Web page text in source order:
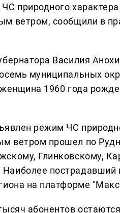
природного
ветром, сообщили в
Василия
муниципальных
1960 года
режим ЧС
ветром прошел по
Глинковскому,
пострадавший
на платформе
абонентов